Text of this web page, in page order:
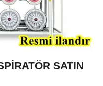
SATIN